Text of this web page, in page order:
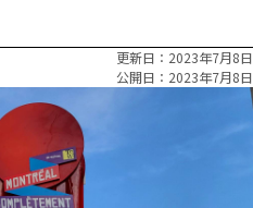
更新日
2023年7月8日
公開日
2023年7月8日